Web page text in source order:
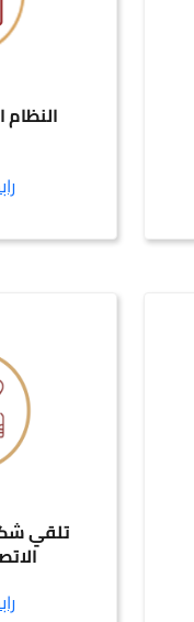
النظام
تلقي